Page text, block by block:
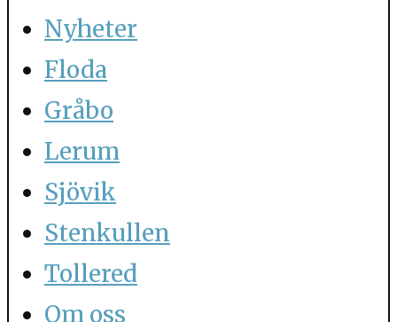
Nyheter
Floda
Gråbo
Lerum
Sjövik
Stenkullen
Tollered
Om oss